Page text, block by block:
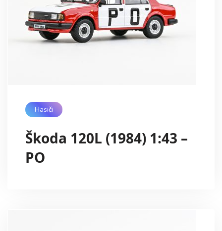
Hasiči
Škoda 120L (1984) 1:43 –
PO